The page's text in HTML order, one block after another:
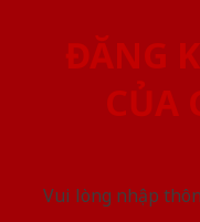
ĐĂNG
CỦA
Vui lòng nhập